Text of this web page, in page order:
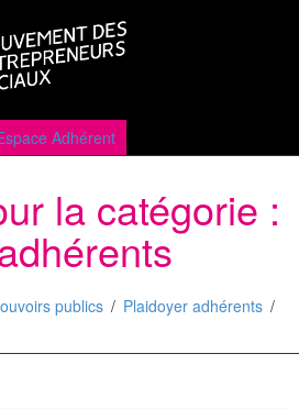
Adhérent
la catégorie :
publics
Plaidoyer adhérents